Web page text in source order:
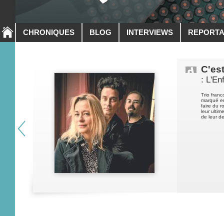
CHRONIQUES BLOG INTERVIEWS
:
Trio
marqué
faire du
leur
de leur